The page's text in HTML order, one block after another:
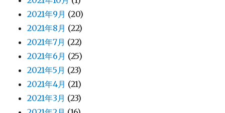
2021年9月 (20)
2021年8月 (22)
2021年7月 (22)
2021年6月 (25)
2021年5月 (23)
2021年4月 (21)
2021年3月 (23)